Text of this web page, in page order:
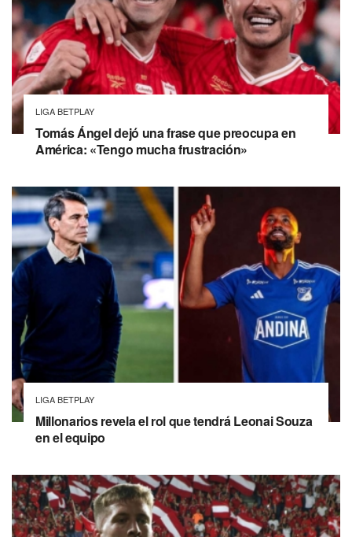
LIGA BETPLAY
Tomás Ángel dejó una frase que preocupa en
América: «Tengo mucha frustración»
LIGA BETPLAY
Millonarios revela el rol que tendrá Leonai Souza
en el equipo